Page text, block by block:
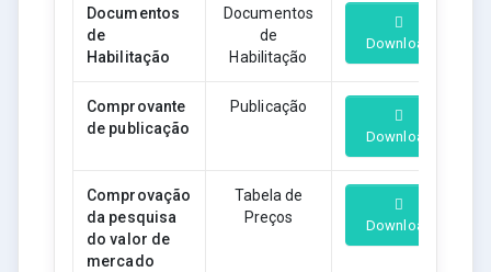
Documentos
de
Habilitação
Documentos
de
Habilitação
Download
Comprovante
de publicação
Publicação
Download
Comprovação
da pesquisa
do valor de
mercado
Tabela de
Preços
Download